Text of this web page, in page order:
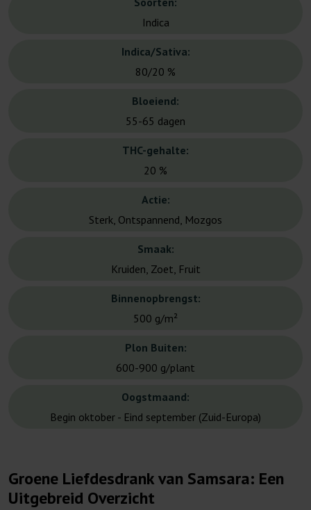
Indica
Indica/Sativa:
80/20 %
Bloeiend:
55-65 dagen
THC-gehalte:
20 %
Actie:
Sterk, Ontspannend, Mozgos
Smaak:
Kruiden, Zoet, Fruit
Binnenopbrengst:
500 g/m²
Plon Buiten:
600-900 g/plant
Oogstmaand:
Begin oktober - Eind september (Zuid-Europa)
Groene Liefdesdrank van Samsara: Een
Uitgebreid Overzicht